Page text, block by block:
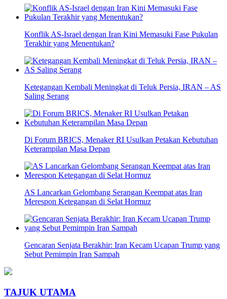
Konflik AS-Israel dengan Iran Kini Memasuki Fase Pukulan
Terakhir yang Menentukan?
Ketegangan Kembali Meningkat di Teluk Persia, IRAN – AS
Saling Serang
Di Forum BRICS, Menaker RI Usulkan Petakan Kebutuhan
Keterampilan Masa Depan
AS Lancarkan Gelombang Serangan Keempat atas Iran
Merespon Ketegangan di Selat Hormuz
Gencaran Senjata Berakhir: Iran Kecam Ucapan Trump yang
Sebut Pemimpin Iran Sampah
TAJUK UTAMA